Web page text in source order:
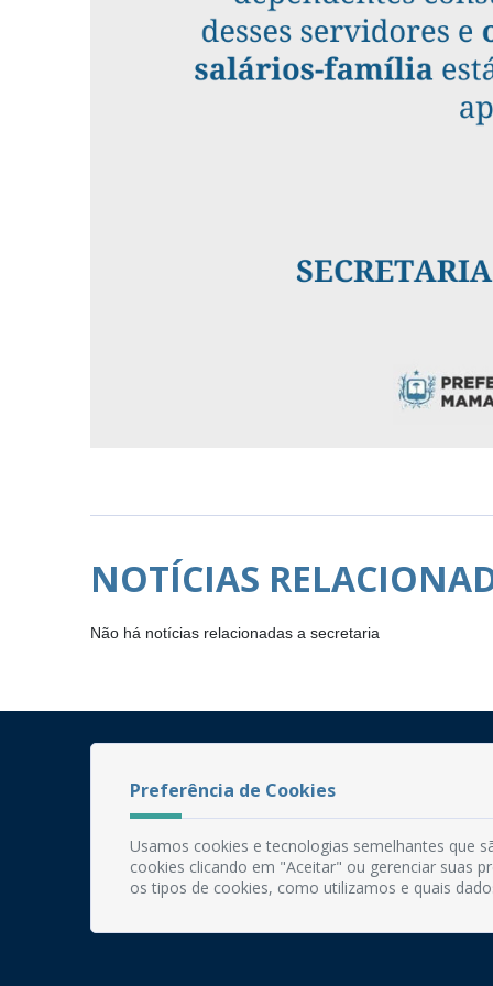
NOTÍCIAS
Não há notícias relacionadas a secretaria
Preferência de Cookies
Usamos cookies e tecnologias semelhantes que
cookies clicando em "Aceitar" ou gerenciar suas
os tipos de cookies, como utilizamos e quais